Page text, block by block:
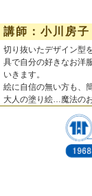
講師：小川房子
切り抜いたデザイン型
具で自分の好きなお洋
いきます。
絵に自信の無い方も、
大人の塗り絵…魔法の